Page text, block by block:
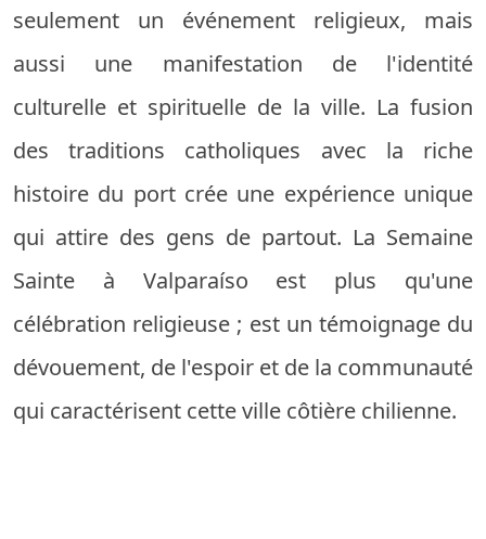
seulement un événement religieux, mais
aussi une manifestation de l'identité
culturelle et spirituelle de la ville. La fusion
des traditions catholiques avec la riche
histoire du port crée une expérience unique
qui attire des gens de partout. La Semaine
Sainte à Valparaíso est plus qu'une
célébration religieuse ; est un témoignage du
dévouement, de l'espoir et de la communauté
qui caractérisent cette ville côtière chilienne.